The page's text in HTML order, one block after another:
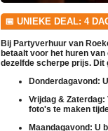
📅 UNIEKE DEAL: 4
Bij Partyverhuur van
betaalt voor het huren van
dezelfde scherpe prijs. Dit
Donderdagavond:
Vrijdag & Zaterdag:
foto's te maken
Maandagavond: U